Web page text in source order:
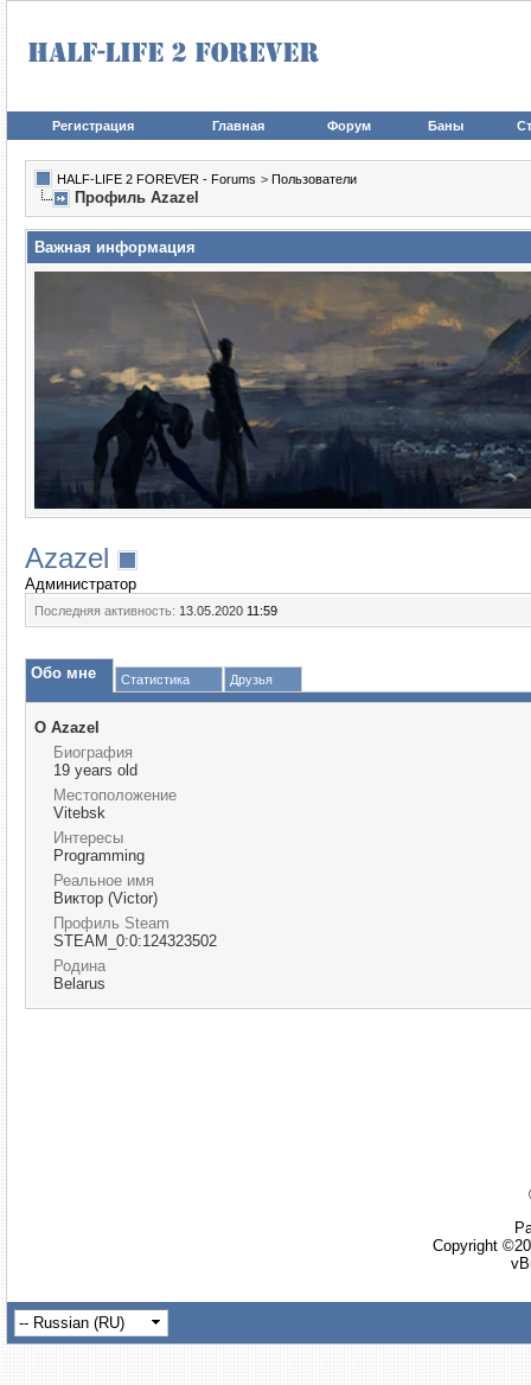
Регистрация Главная Форум Баны
HALF-LIFE 2 FOREVER - Forums > Пользователи
Профиль Azazel
Важная информация
Azazel
Администратор
Последняя активность: 13.05.2020 11:59
Обо мне Статистика Друзья
О Azazel
Биография
19 years old
Местоположение
Vitebsk
Интересы
Programming
Реальное имя
Виктор (Victor)
Профиль Steam
STEAM_0:0:124323502
Родина
Belarus
Copyright